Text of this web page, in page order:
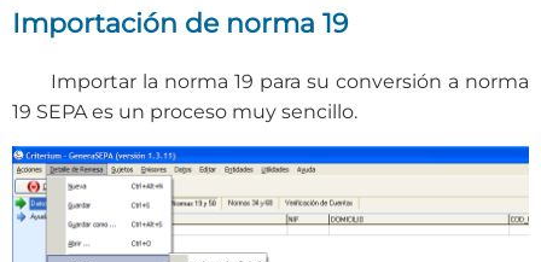
Importación de norma 19
Importar la norma 19 para su conversión a norma
19 SEPA es un proceso muy sencillo.